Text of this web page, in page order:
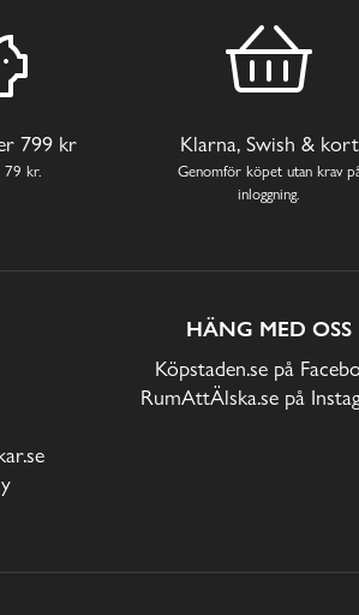
799 kr
79 kr.
Klarna, Swish & kort
Genomför köpet utan krav
inloggning.
HÄNG MED OSS
Köpstaden.se på
RumAttÄlska.se på